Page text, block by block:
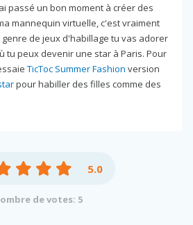
passé un bon moment à créer des
mannequin virtuelle, c'est vraiment
genre de jeux d'habillage tu vas adorer
tu peux devenir une star à Paris. Pour
TicToc Summer Fashion version
pour habiller des filles comme des
5.0
de votes: 5